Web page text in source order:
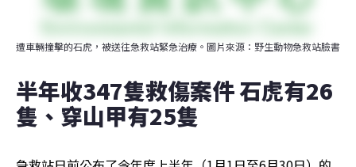
遭車輛撞擊的石虎，被送往急救站緊急治療。圖片來源：野生動物急救站臉書
半年收347隻救傷案件 石虎有26
隻、穿山甲有25隻